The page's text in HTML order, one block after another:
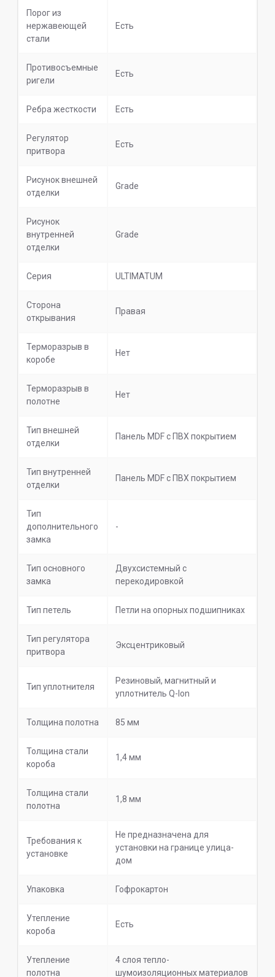
Порог из
нержавеющей
стали
Есть
Противосъемные
ригели
Есть
Ребра жесткости Есть
Регулятор
притвора
Есть
Рисунок внешней
отделки
Grade
Рисунок
внутренней
отделки
Grade
Серия ULTIMATUM
Сторона
открывания
Правая
Терморазрыв в
коробе
Нет
Терморазрыв в
полотне
Нет
Тип внешней
отделки
Панель MDF с ПВХ покрытием
Тип внутренней
отделки
Панель MDF с ПВХ покрытием
Тип
дополнительного
замка
-
Тип основного
замка
Двухсистемный с
перекодировкой
Тип петель Петли на опорных подшипниках
Тип регулятора
притвора
Эксцентриковый
Тип уплотнителя
Резиновый, магнитный и
уплотнитель Q-lon
Толщина полотна 85 мм
Толщина стали
короба
1,4 мм
Толщина стали
полотна
1,8 мм
Требования к
установке
Не предназначена для
установки на границе улица-
дом
Упаковка Гофрокартон
Утепление
короба
Есть
Утепление
полотна
4 слоя тепло-
шумоизоляционных материалов